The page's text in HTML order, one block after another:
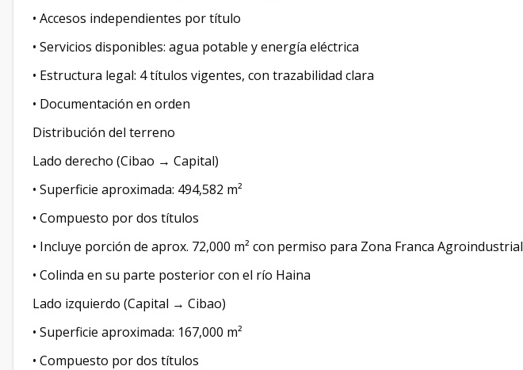
• Accesos independientes por título
• Servicios disponibles: agua potable y energía eléctrica
• Estructura legal: 4 títulos vigentes, con trazabilidad clara
• Documentación en orden
Distribución del terreno
Lado derecho (Cibao → Capital)
• Superficie aproximada: 494,582 m²
• Compuesto por dos títulos
• Incluye porción de aprox. 72,000 m² con permiso para Zona Franca Agroindustrial
• Colinda en su parte posterior con el río Haina
Lado izquierdo (Capital → Cibao)
• Superficie aproximada: 167,000 m²
• Compuesto por dos títulos